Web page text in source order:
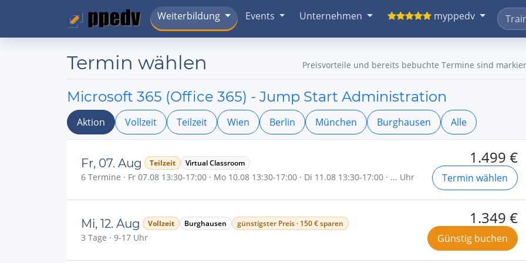
Weiterbildung Events Unternehmen myppedv
Termin wählen Preisvorteile und bereits bebuchte Termine sind
Microsoft 365 (Office 365) - Jump Start Administration
Aktion Vollzeit Teilzeit Wien Berlin München Burghausen Alle
Fr, 07. Aug Teilzeit Virtual Classroom
6 Termine · Fr 07.08 13:30-17:00 · Mo 10.08 13:30-17:00 · Di 11.08 13:30-17:00 · ... Uhr
1.499 €
Termin wählen
Mi, 12. Aug Vollzeit Burghausen günstigster Preis · 150 € sparen
3 Tage · 9-17 Uhr
1.349 €
Günstig buchen